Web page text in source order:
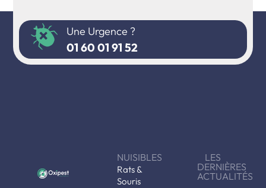
Une Urgence ?
01 60 01 91 52
NUISIBLES
Rats &
Souris
LES
DERNIÈRES
ACTUALITÉS